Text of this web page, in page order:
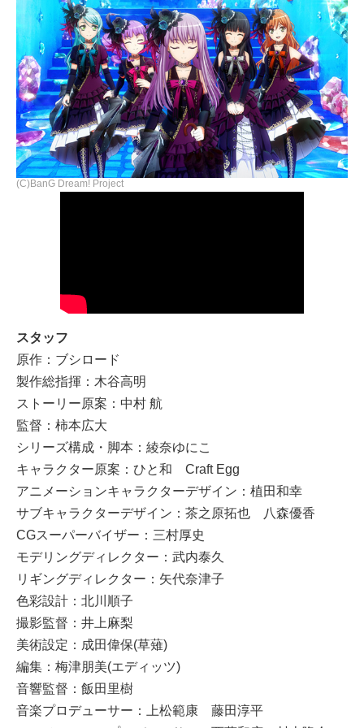
(C)BanG Dream! Project
スタッフ
原作：ブシロード
製作総指揮：木谷高明
ストーリー原案：中村 航
監督：柿本広大
シリーズ構成・脚本：綾奈ゆにこ
キャラクター原案：ひと和 Craft Egg
アニメーションキャラクターデザイン：植田和幸
サブキャラクターデザイン：茶之原拓也 八森優香
CGスーパーバイザー：三村厚史
モデリングディレクター：武内泰久
リギングディレクター：矢代奈津子
色彩設計：北川順子
撮影監督：井上麻梨
美術設定：成田偉保(草薙)
編集：梅津朋美(エディッツ)
音響監督：飯田里樹
音楽プロデューサー：上松範康 藤田淳平